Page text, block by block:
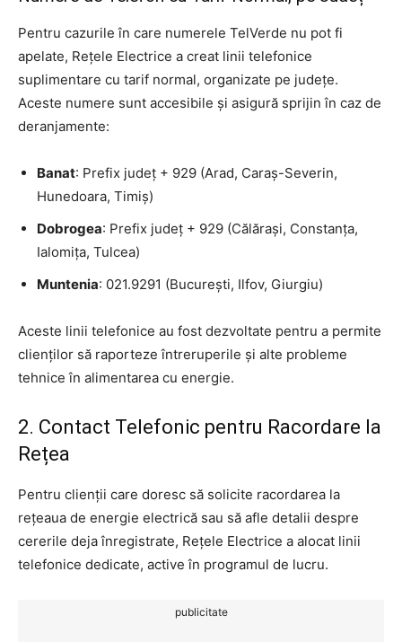
Pentru cazurile în care numerele TelVerde nu pot fi
apelate, Rețele Electrice a creat linii telefonice
suplimentare cu tarif normal, organizate pe județe.
Aceste numere sunt accesibile și asigură sprijin în caz de
deranjamente:
Banat: Prefix județ + 929 (Arad, Caraș-Severin,
Hunedoara, Timiș)
Dobrogea: Prefix județ + 929 (Călărași, Constanța,
Ialomița, Tulcea)
Muntenia: 021.9291 (București, Ilfov, Giurgiu)
Aceste linii telefonice au fost dezvoltate pentru a permite
clienților să raporteze întreruperile și alte probleme
tehnice în alimentarea cu energie.
2. Contact Telefonic pentru Racordare la
Rețea
Pentru clienții care doresc să solicite racordarea la
rețeaua de energie electrică sau să afle detalii despre
cererile deja înregistrate, Rețele Electrice a alocat linii
telefonice dedicate, active în programul de lucru.
publicitate